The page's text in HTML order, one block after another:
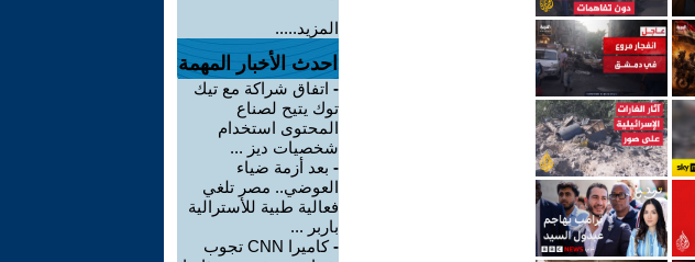
المزيد.....
احدث الأخبار المهمة
- اتفاق شراكة مع تيك
توك يتيح لصناع
المحتوى استخدام
شخصيات ديز ...
- بعد أزمة ضياء
العوضي.. مصر تلغي
فعالية طبية للأسترالية
باربر ...
-
كاميرا CNN تجوب